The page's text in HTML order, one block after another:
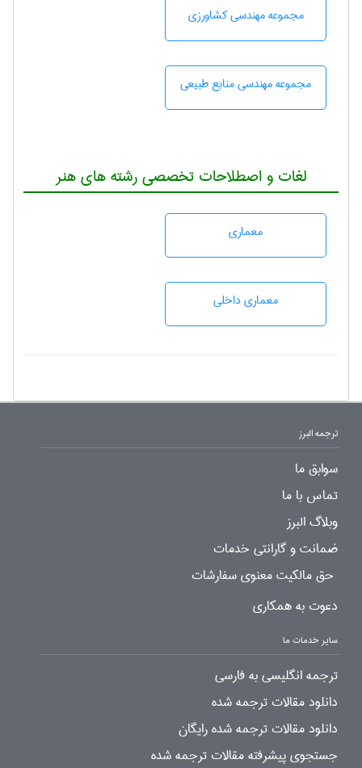
مجموعه مهندسی كشاورزی
مجموعه مهندسی منابع طبيعی
لغات و اصطلاحات تخصصی رشته های هنر
معماری
معماری داخلی
ترجمه البرز
سوابق ما
تماس با ما
وبلاگ البرز
ضمانت و گارانتی خدمات
حق مالکیت معنوی سفارشات
دعوت به همکاری
سایر خدمات ما
ترجمه انگلیسی به فارسی
دانلود مقالات ترجمه شده
دانلود مقالات ترجمه شده رایگان
جستجوی پیشرفته مقالات ترجمه شده